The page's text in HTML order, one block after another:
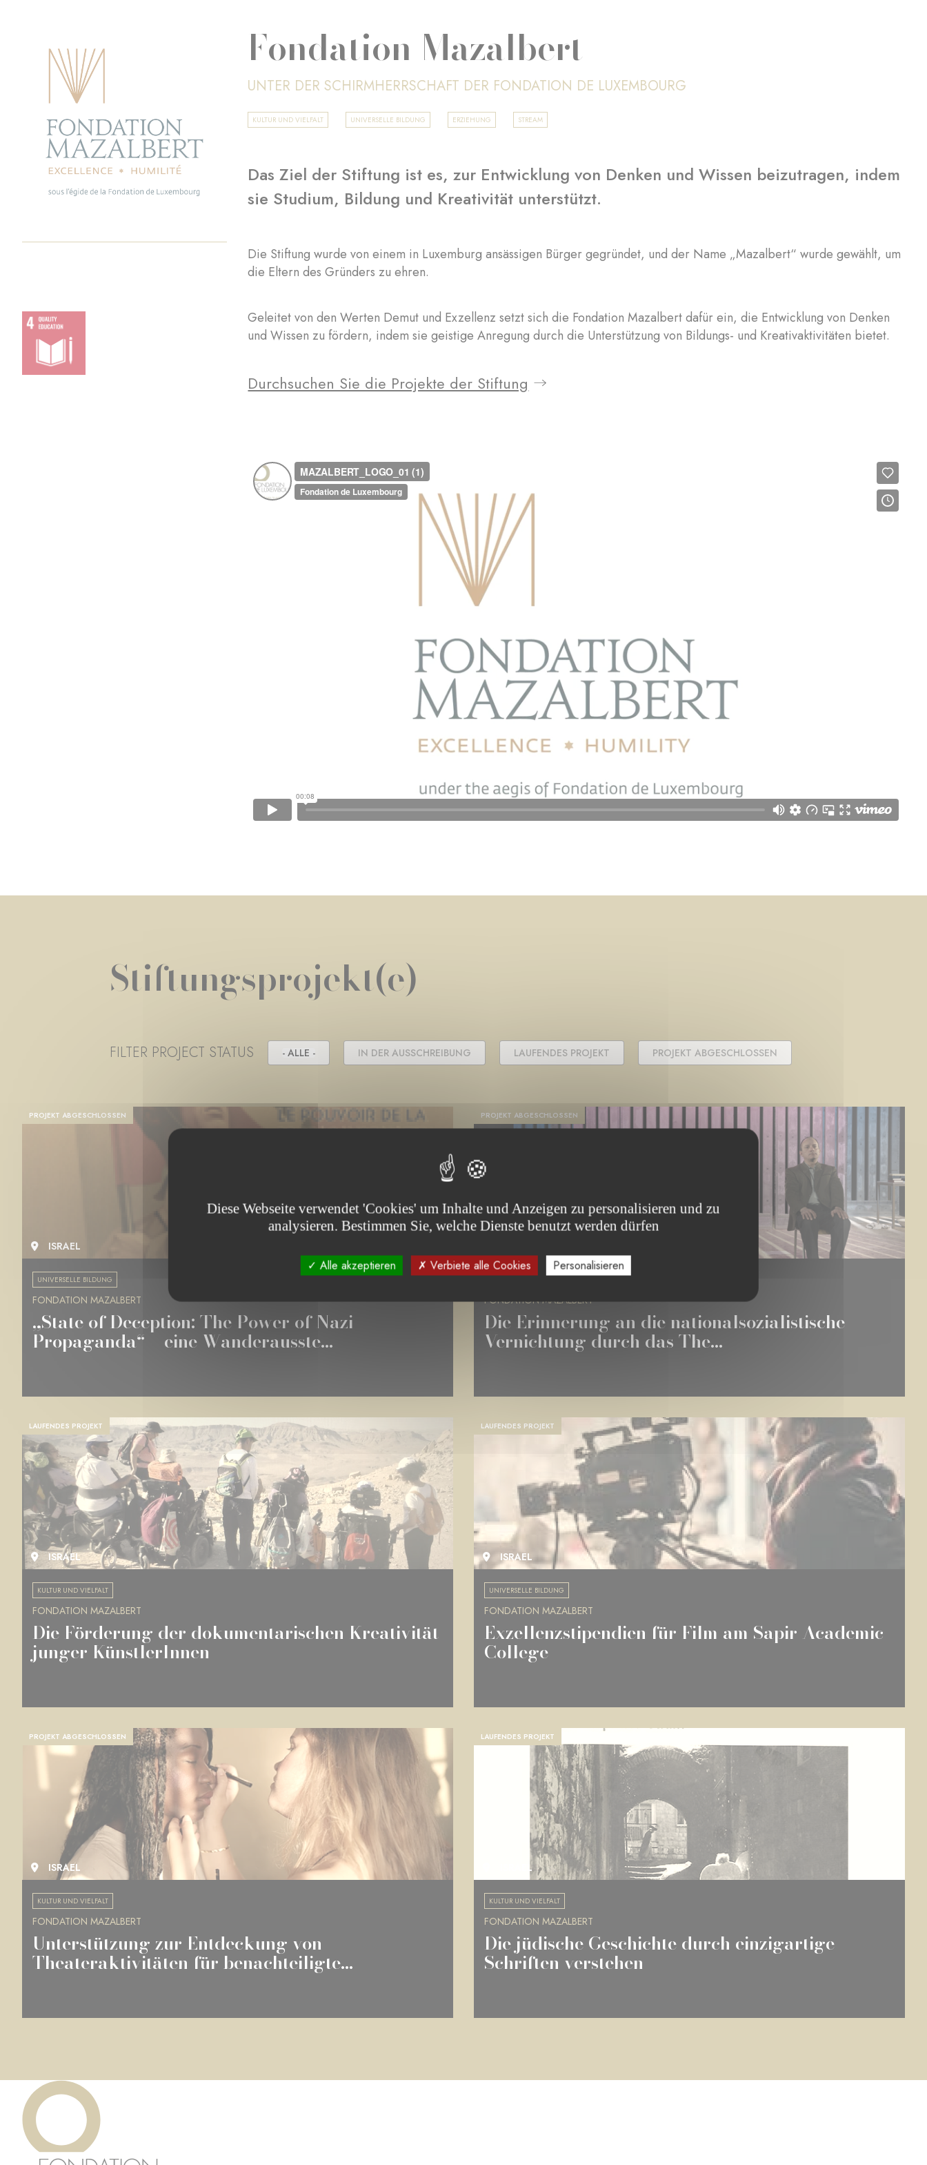
Fondation Mazalbert
UNTER DER SCHIRMHERRSCHAFT DER FONDATION DE LUXEMBOURG
KULTUR UND VIELFALT UNIVERSELLE BILDUNG ERZIEHUNG STREAM
Das Ziel der Stiftung ist es, zur Entwicklung von Denken und Wissen beizutragen, indem
sie Studium, Bildung und Kreativität unterstützt.
Die Stiftung wurde von einem in Luxemburg ansässigen Bürger gegründet, und der Name „Mazalbert“ wurde gewählt, um
die Eltern des Gründers zu ehren.
Geleitet von den Werten Demut und Exzellenz setzt sich die Fondation Mazalbert dafür ein, die Entwicklung von Denken
und Wissen zu fördern, indem sie geistige Anregung durch die Unterstützung von Bildungs- und Kreativaktivitäten bietet.
Durchsuchen Sie die Projekte der Stiftung
Stiftungsprojekt(e)
FILTER PROJECT STATUS - ALLE - IN DER AUSSCHREIBUNG LAUFENDES PROJEKT PROJEKT ABGESCHLOSSEN
PROJEKT ABGESCHLOSSEN
ISRAEL
UNIVERSELLE BILDUNG
FONDATION MAZALBERT
„State of Deception: The Power of Nazi
Propaganda“ – eine Wanderausste...
PROJEKT ABGESCHLOSSEN
KULTUR UND VIELFALT
FONDATION MAZALBERT
Die Erinnerung an die nationalsozialistische
Vernichtung durch das The...
LAUFENDES PROJEKT
ISRAEL
KULTUR UND VIELFALT
FONDATION MAZALBERT
Die Förderung der dokumentarischen Kreativität
junger KünstlerInnen
LAUFENDES PROJEKT
ISRAEL
UNIVERSELLE BILDUNG
FONDATION MAZALBERT
Exzellenzstipendien für Film am Sapir Academic
College
PROJEKT ABGESCHLOSSEN
ISRAEL
KULTUR UND VIELFALT
FONDATION MAZALBERT
Unterstützung zur Entdeckung von
Theateraktivitäten für benachteiligte...
LAUFENDES PROJEKT
ISRAEL
KULTUR UND VIELFALT
FONDATION MAZALBERT
Die jüdische Geschichte durch einzigartige
Schriften verstehen
Diese Webseite verwendet 'Cookies' um Inhalte und Anzeigen zu personalisieren und zu
analysieren. Bestimmen Sie, welche Dienste benutzt werden dürfen
Alle akzeptieren Verbiete alle Cookies Personalisieren